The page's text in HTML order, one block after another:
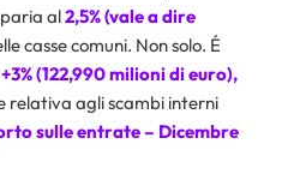
al2,5% (vale a dire
casse comuni. Non solo. É
+3% (122,990 milioni di euro),
relativa agli scambi interni
sulle entrate – Dicembre